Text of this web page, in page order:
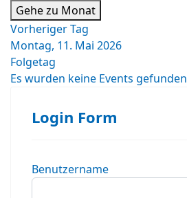
Gehe zu Monat
Vorheriger Tag
Montag, 11. Mai 2026
Folgetag
Es wurden keine Events gefunden
Login Form
Benutzername